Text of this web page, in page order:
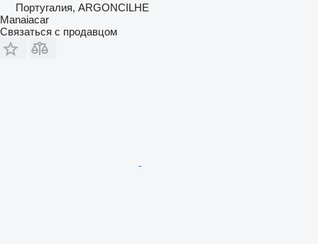
Португалия, ARGONCILHE
Manaiacar
Связаться с продавцом